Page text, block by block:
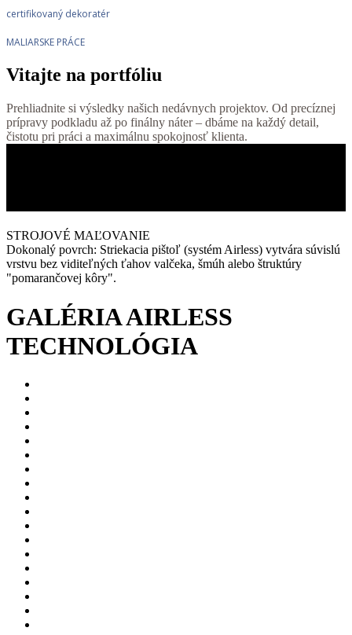
certifikovaný dekoratér
MALIARSKE PRÁCE
Vitajte na portfóliu
Prehliadnite si výsledky našich nedávnych projektov. Od precíznej
prípravy podkladu až po finálny náter – dbáme na každý detail,
čistotu pri práci a maximálnu spokojnosť klienta.
STROJOVÉ MAĽOVANIE
Dokonalý povrch: Striekacia pištoľ (systém Airless) vytvára súvislú
vrstvu bez viditeľných ťahov valčeka, šmúh alebo štruktúry
"pomarančovej kôry".
GALÉRIA AIRLESS
TECHNOLÓGIA